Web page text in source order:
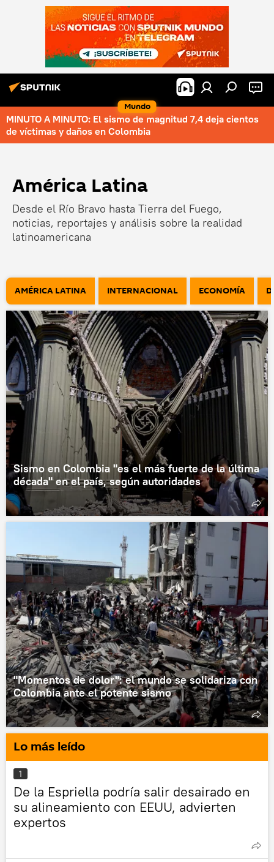
Mundo
MINUTO A MINUTO: El sismo de magnitud 7,4 deja cientos
de víctimas y daños en Colombia
América Latina
Desde el Río Bravo hasta Tierra del Fuego,
noticias, reportajes y análisis sobre la realidad
latinoamericana
AMÉRICA LATINA INTERNACIONAL ECONOMÍA
Sismo en Colombia "es el más fuerte de la última
década" en el país, según autoridades
"Momentos de dolor": el mundo se solidariza con
Colombia ante el potente sismo
Lo más leído
1
De la Espriella podría salir desairado en
su alineamiento con EEUU, advierten
expertos